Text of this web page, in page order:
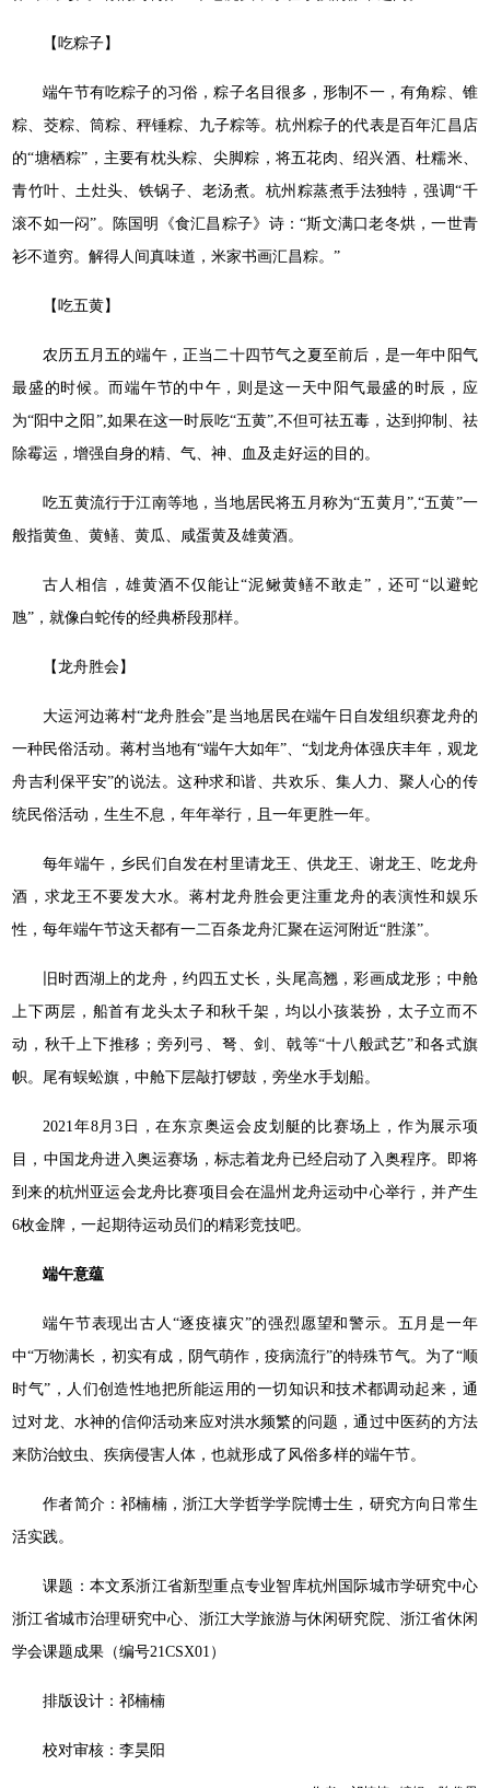
【吃粽子】
端午节有吃粽子的习俗，粽子名目很多，形制不一，有角粽、锥
粽、茭粽、筒粽、秤锤粽、九子粽等。杭州粽子的代表是百年汇昌店
的“塘栖粽”，主要有枕头粽、尖脚粽，将五花肉、绍兴酒、杜糯米、
青竹叶、土灶头、铁锅子、老汤煮。杭州粽蒸煮手法独特，强调“千
滚不如一闷”。陈国明《食汇昌粽子》诗：“斯文满口老冬烘，一世青
衫不道穷。解得人间真味道，米家书画汇昌粽。”
【吃五黄】
农历五月五的端午，正当二十四节气之夏至前后，是一年中阳气
最盛的时候。而端午节的中午，则是这一天中阳气最盛的时辰，应
为“阳中之阳”,如果在这一时辰吃“五黄”,不但可祛五毒，达到抑制、祛
除霉运，增强自身的精、气、神、血及走好运的目的。
吃五黄流行于江南等地，当地居民将五月称为“五黄月”,“五黄”一
般指黄鱼、黄鳝、黄瓜、咸蛋黄及雄黄酒。
古人相信，雄黄酒不仅能让“泥鳅黄鳝不敢走”，还可“以避蛇
虺”，就像白蛇传的经典桥段那样。
【龙舟胜会】
大运河边蒋村“龙舟胜会”是当地居民在端午日自发组织赛龙舟的
一种民俗活动。蒋村当地有“端午大如年”、“划龙舟体强庆丰年，观龙
舟吉利保平安”的说法。这种求和谐、共欢乐、集人力、聚人心的传
统民俗活动，生生不息，年年举行，且一年更胜一年。
每年端午，乡民们自发在村里请龙王、供龙王、谢龙王、吃龙舟
酒，求龙王不要发大水。蒋村龙舟胜会更注重龙舟的表演性和娱乐
性，每年端午节这天都有一二百条龙舟汇聚在运河附近“胜漾”。
旧时西湖上的龙舟，约四五丈长，头尾高翘，彩画成龙形；中舱
上下两层，船首有龙头太子和秋千架，均以小孩装扮，太子立而不
动，秋千上下推移；旁列弓、弩、剑、戟等“十八般武艺”和各式旗
帜。尾有蜈蚣旗，中舱下层敲打锣鼓，旁坐水手划船。
2021年8月3日，在东京奥运会皮划艇的比赛场上，作为展示项
目，中国龙舟进入奥运赛场，标志着龙舟已经启动了入奥程序。即将
到来的杭州亚运会龙舟比赛项目会在温州龙舟运动中心举行，并产生
6枚金牌，一起期待运动员们的精彩竞技吧。
端午意蕴
端午节表现出古人“逐疫禳灾”的强烈愿望和警示。五月是一年
中“万物满长，初实有成，阴气萌作，疫病流行”的特殊节气。为了“顺
时气”，人们创造性地把所能运用的一切知识和技术都调动起来，通
过对龙、水神的信仰活动来应对洪水频繁的问题，通过中医药的方法
来防治蚊虫、疾病侵害人体，也就形成了风俗多样的端午节。
作者简介：祁楠楠，浙江大学哲学学院博士生，研究方向日常生
活实践。
课题：本文系浙江省新型重点专业智库杭州国际城市学研究中心
浙江省城市治理研究中心、浙江大学旅游与休闲研究院、浙江省休闲
学会课题成果（编号21CSX01）
排版设计：祁楠楠
校对审核：李昊阳